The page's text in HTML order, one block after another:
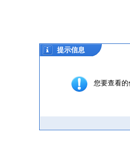
提示信息
您要查看